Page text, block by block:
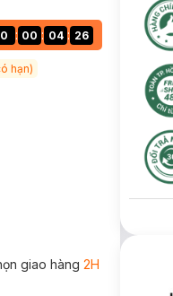
0 : 00 : 04 : 25
hạn)
giao hàng 2H